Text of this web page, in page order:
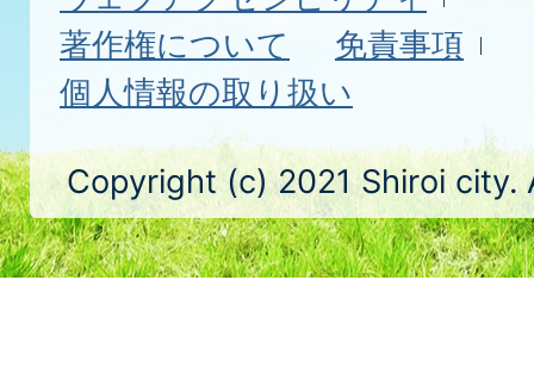
著作権について
免責事項
個人情報の取り扱い
Copyright (c) 2021 Shiroi city.